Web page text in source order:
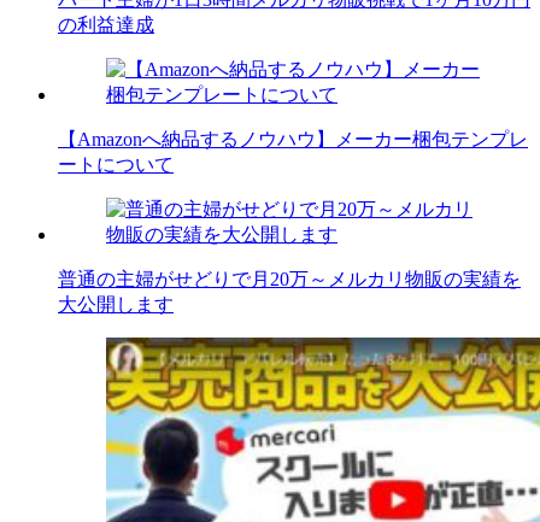
の利益達成
【Amazonへ納品するノウハウ】メーカー梱包テンプレ
ートについて
普通の主婦がせどりで月20万～メルカリ物販の実績を
大公開します